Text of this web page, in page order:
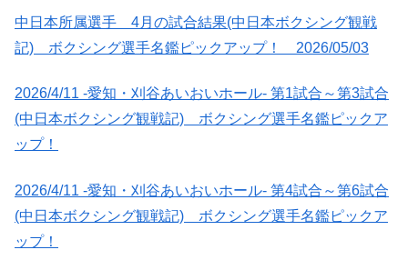
中日本所属選手 4月の試合結果(中日本ボクシング観戦
記) ボクシング選手名鑑ピックアップ！ 2026/05/03
2026/4/11 -愛知・刈谷あいおいホール- 第1試合～第3試合
(中日本ボクシング観戦記) ボクシング選手名鑑ピックア
ップ！
2026/4/11 -愛知・刈谷あいおいホール- 第4試合～第6試合
(中日本ボクシング観戦記) ボクシング選手名鑑ピックア
ップ！